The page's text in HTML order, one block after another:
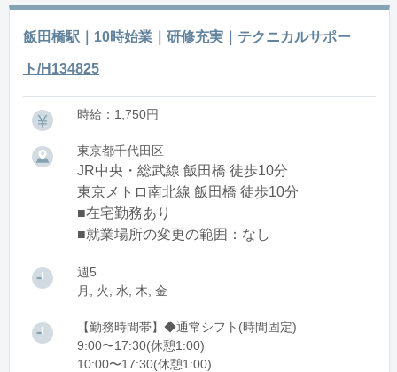
飯田橋駅｜10時始業｜研修充実｜テクニカルサポー
ト/H134825
時給：1,750円
東京都千代田区
JR中央・総武線 飯田橋 徒歩10分
東京メトロ南北線 飯田橋 徒歩10分
■在宅勤務あり
■就業場所の変更の範囲：なし
週5
月, 火, 水, 木, 金
【勤務時間帯】◆通常シフト(時間固定)
9:00〜17:30(休憩1:00)
10:00〜17:30(休憩1:00)